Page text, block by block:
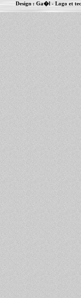
Design : Ga�l - Logo et
PowerBook-